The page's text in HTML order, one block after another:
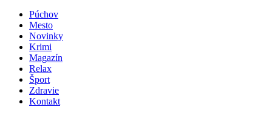
Púchov
Mesto
Novinky
Krimi
Magazín
Relax
Šport
Zdravie
Kontakt